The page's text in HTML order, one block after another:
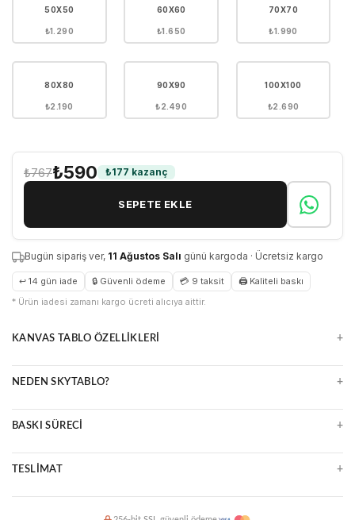
50X50
₺1.290
60X60
₺1.650
70X70
₺1.990
80X80
₺2.190
90X90
₺2.490
100X100
₺2.690
₺767₺590 ₺177 kazanç
SEPETE EKLE
Bugün sipariş ver, 11 Ağustos Salı günü kargoda · Ücretsiz kargo
↩ 14 gün iade 🔒 Güvenli ödeme 💳 9 taksit
🖨 Kaliteli baskı
* Ürün iadesi zamanı kargo ücreti alıcıya aittir.
KANVAS TABLO ÖZELLIKLERI +
Çerçeveli veya çerçevesiz seçenekler
Uzun ömürlü ve kolay temizlenir
NEDEN SKYTABLO? +
Ücretsiz kargo, güvenli paketleme
14 gün kolay iade
BASKI SÜRECI +
Çizilmeye karşı dirençli yüzey
TESLIMAT +